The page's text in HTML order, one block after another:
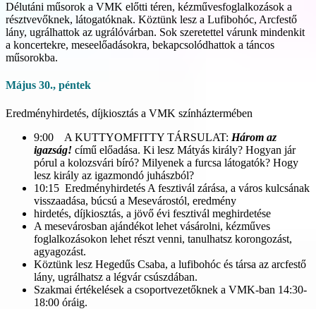
Délutáni műsorok a VMK előtti téren, kézművesfoglalkozások a
résztvevőknek, látogatóknak. Köztünk lesz a Lufibohóc, Arcfestő
lány, ugrálhattok az ugrálóvárban. Sok szeretettel várunk mindenkit
a koncertekre, meseelőadásokra, bekapcsolódhattok a táncos
műsorokba.
Május 30., péntek
Eredményhirdetés, díjkiosztás a VMK színháztermében
9:00 A KUTTYOMFITTY TÁRSULAT: Három az
igazság! című előadása. Ki lesz Mátyás király? Hogyan jár
pórul a kolozsvári bíró? Milyenek a furcsa látogatók? Hogy
lesz király az igazmondó juhászból?
10:15 Eredményhirdetés A fesztivál zárása, a város kulcsának
visszaadása, búcsú a Mesevárostól, eredmény­
hirdetés, díjkiosztás, a jövő évi fesztivál meghirdetése
A mesevárosban ajándékot lehet vásárolni, kézműves
foglalkozásokon lehet részt venni, tanulhatsz korongozást,
agyagozást.
Köztünk lesz Hegedűs Csaba, a lufibohóc és társa az arcfestő
lány, ugrálhatsz a légvár csúszdában.
Szakmai értékelések a csoportvezetőknek a VMK-ban 14:30-
18:00 óráig.